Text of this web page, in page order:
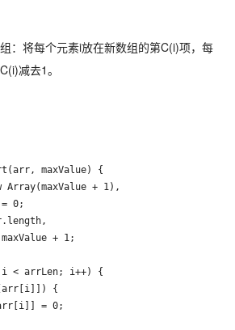
：将每个元素i放在新数组的第C(i)项，每
减去1。
maxValue) {
Array(maxValue + 1),
0;
+ 1;
< arrLen; i++) {
{
= 0;